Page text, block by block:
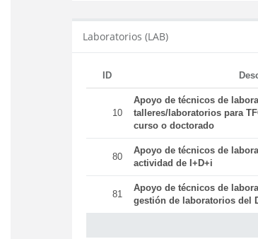
Laboratorios (LAB)
ID
10
Apoyo de técnicos de
talleres/laboratorios para
curso o doctorado
80
Apoyo de técnicos de
actividad de I+D+i
81
Apoyo de técnicos de
gestión de laboratorios del